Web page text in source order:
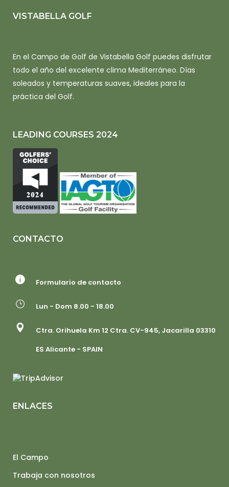
VISTABELLA GOLF
En el Campo de Golf de Vistabella Golf puedes disfrutar
todo el año del excelente clima Mediterráneo. Días
soleados y temperaturas suaves, ideales para la
práctica del Golf.
LEADING COURSES 2024
CONTACTO
Formulario de contacto
Lun - Dom 8.00 - 18.00
Ctra. Orihuela Km 12 Ctra. CV-945, Jacarilla 03310
ES Alicante - SPAIN
ENLACES
El Campo
Trabaja con nosotros